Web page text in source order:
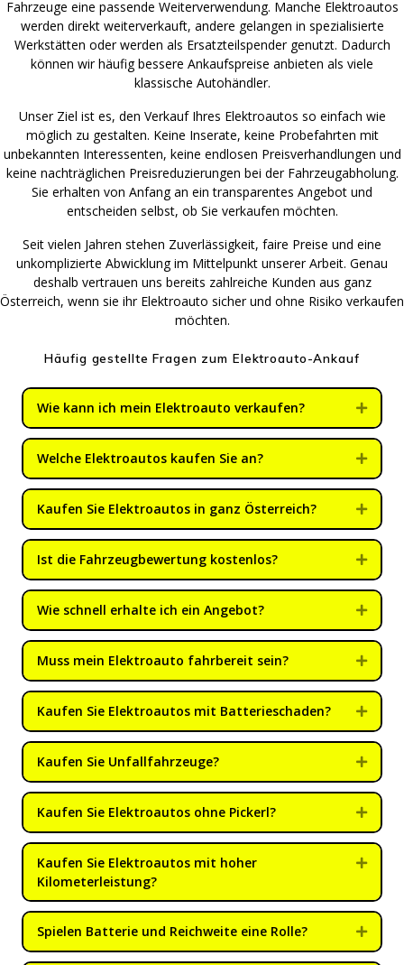
Fahrzeuge eine passende Weiterverwendung. Manche Elektroautos
werden direkt weiterverkauft, andere gelangen in spezialisierte
Werkstätten oder werden als Ersatzteilspender genutzt. Dadurch
können wir häufig bessere Ankaufspreise anbieten als viele
klassische Autohändler.
Unser Ziel ist es, den Verkauf Ihres Elektroautos so einfach wie
möglich zu gestalten. Keine Inserate, keine Probefahrten mit
unbekannten Interessenten, keine endlosen Preisverhandlungen und
keine nachträglichen Preisreduzierungen bei der Fahrzeugabholung.
Sie erhalten von Anfang an ein transparentes Angebot und
entscheiden selbst, ob Sie verkaufen möchten.
Seit vielen Jahren stehen Zuverlässigkeit, faire Preise und eine
unkomplizierte Abwicklung im Mittelpunkt unserer Arbeit. Genau
deshalb vertrauen uns bereits zahlreiche Kunden aus ganz
Österreich, wenn sie ihr Elektroauto sicher und ohne Risiko verkaufen
möchten.
Häufig gestellte Fragen zum Elektroauto-Ankauf
Wie kann ich mein Elektroauto verkaufen?
Welche Elektroautos kaufen Sie an?
Kaufen Sie Elektroautos in ganz Österreich?
Ist die Fahrzeugbewertung kostenlos?
Wie schnell erhalte ich ein Angebot?
Muss mein Elektroauto fahrbereit sein?
Kaufen Sie Elektroautos mit Batterieschaden?
Kaufen Sie Unfallfahrzeuge?
Kaufen Sie Elektroautos ohne Pickerl?
Kaufen Sie Elektroautos mit hoher
Kilometerleistung?
Spielen Batterie und Reichweite eine Rolle?